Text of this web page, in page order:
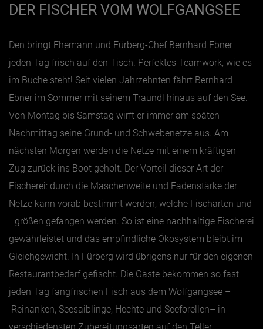
DER FISCHER VOM WOLFGANGSEE
Den bringt Ehemann und Fürberg-Chef Bernhard Ebner
jeden Tag frisch auf den Tisch. Perfektes Teamwork, wie es
im Buche steht! Seit vielen Jahrzehnten fährt Bernhard
Ebner im Sommer mit seinem Traundl hinaus auf den See.
Von Montag bis Samstag wirft er immer am späten
Nachmittag seine Grund- und Schwebenetze aus. Am
nächsten Morgen werden die Netze mit einem kräftigen
Zug zurück ins Boot geholt. Der Vorteil dieser Art der
Fischerei: durch die Maschenweite und Fadenstärke der
Netze kann vorab bestimmt werden, welche Fischarten und
–größen gefangen werden. So ist eine nachhaltige Fischerei
gewährleistet und das empfindliche Ökosystem bleibt im
Gleichgewicht. In Fürberg wird übrigens nur für den eigenen
Restaurantbedarf gefischt. Die Gäste bekommen so fast
jeden Tag fangfrischen Fisch aus dem Wolfgangsee –
Reinanken, Seesaiblinge, Hechte und Seeforellen– in
verschiedensten Zubereitungsarten auf den Teller.